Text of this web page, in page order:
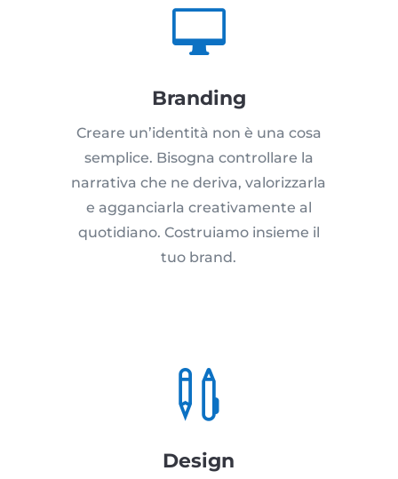

Branding
Creare un’identità non è una cosa
semplice. Bisogna controllare la
narrativa che ne deriva, valorizzarla
e agganciarla creativamente al
quotidiano. Costruiamo insieme il
tuo brand.

Design